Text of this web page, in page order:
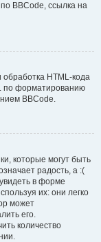
BBCode, ссылка на
HTML-кода
по форматированию
BBCode.
которые могут быть
радость, а :(
в форме
их: они легко
может
его.
количество